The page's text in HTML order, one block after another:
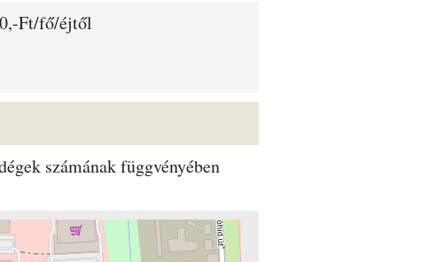
Ft/fő/éjtől
számának függvényében